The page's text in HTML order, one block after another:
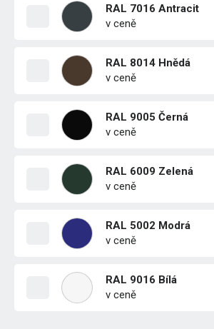
RAL 7016 Antracit
v ceně
RAL 8014 Hnědá
v ceně
RAL 9005 Černá
v ceně
RAL 6009 Zelená
v ceně
RAL 5002 Modrá
v ceně
RAL 9016 Bílá
v ceně